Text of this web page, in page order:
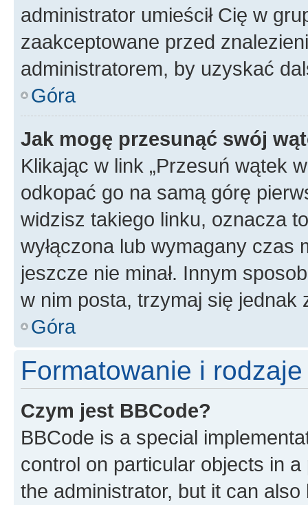
administrator umieścił Cię w
zaakceptowane przed
administratorem, by uzyskać
Góra
Jak mogę przesunąć swój
Klikając w link „Przesuń wątek
odkopać go na samą górę
widzisz takiego linku, oznacza
wyłączona lub wymagany czas
jeszcze nie minał. Innym
w nim posta, trzymaj się jednak
Góra
Formatowanie i
Czym jest BBCode?
BBCode is a special
control on particular objects in
the administrator, but it can